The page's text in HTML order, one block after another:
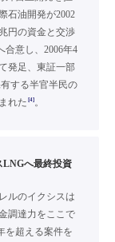
石油開発が2002
円の資金と交渉
合意し、2006年4
発足、東証一部
する半官半民の
れた [4]。
LNGへ最終投資
ルのイクシスは
調達力をここで
を超える案件を